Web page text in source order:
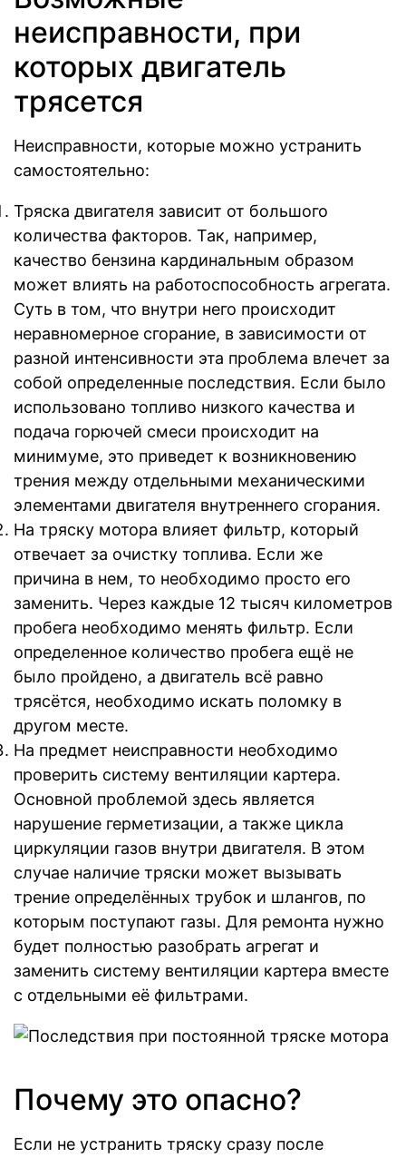
неисправности, при
которых двигатель
трясется
Неисправности, которые можно устранить
самостоятельно:
Тряска двигателя зависит от большого
количества факторов. Так, например,
качество бензина кардинальным образом
может влиять на работоспособность агрегата.
Суть в том, что внутри него происходит
неравномерное сгорание, в зависимости от
разной интенсивности эта проблема влечет за
собой определенные последствия. Если было
использовано топливо низкого качества и
подача горючей смеси происходит на
минимуме, это приведет к возникновению
трения между отдельными механическими
элементами двигателя внутреннего сгорания.
На тряску мотора влияет фильтр, который
отвечает за очистку топлива. Если же
причина в нем, то необходимо просто его
заменить. Через каждые 12 тысяч километров
пробега необходимо менять фильтр. Если
определенное количество пробега ещё не
было пройдено, а двигатель всё равно
трясётся, необходимо искать поломку в
другом месте.
На предмет неисправности необходимо
проверить систему вентиляции картера.
Основной проблемой здесь является
нарушение герметизации, а также цикла
циркуляции газов внутри двигателя. В этом
случае наличие тряски может вызывать
трение определённых трубок и шлангов, по
которым поступают газы. Для ремонта нужно
будет полностью разобрать агрегат и
заменить систему вентиляции картера вместе
с отдельными её фильтрами.
Почему это опасно?
Если не устранить тряску сразу после